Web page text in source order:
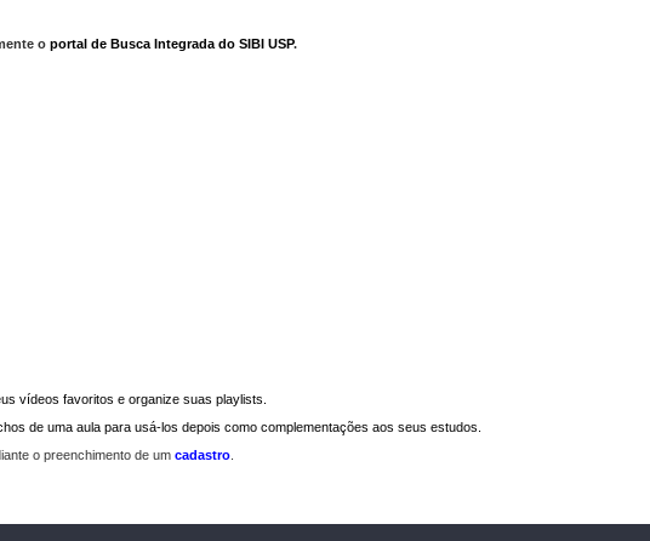
o portal de Busca Integrada do SIBI USP.
vídeos favoritos e organize suas playlists.
de uma aula para usá-los depois como complementações aos seus estudos.
o preenchimento de um cadastro